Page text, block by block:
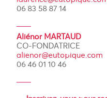
06 83 58 87 14
Aliénor MARTAUD
CO-FONDATRICE
alienor@eutopique.com
06 46 01 10 46